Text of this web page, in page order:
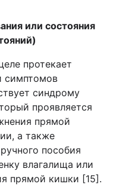
или состояния
протекает
симптомов
синдрому
проявляется
прямой
а также
пособия
влагалища или
прямой кишки [15].